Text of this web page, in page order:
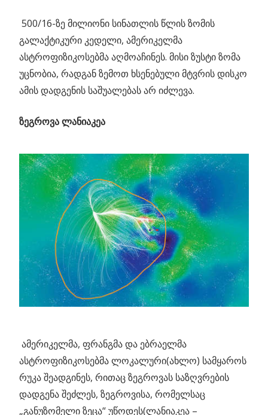
500/16-ზე მილიონი სინათლის წლის ზომის
გალაქტიკური კედელი, ამერიკელმა
ასტროფიზიკოსებმა აღმოაჩინეს. მისი ზუსტი ზომა
უცნობია, რადგან ზემოთ ხსენებული მტვრის დისკო
ამის დადგენის საშუალებას არ იძლევა.
ზეგროვა ლანიაკეა
ამერიკელმა, ფრანგმა და ებრაელმა
ასტროფიზიკოსებმა ლოკალური(ახლო) სამყაროს
რუკა შეადგინეს, რითაც ზეგროვას საზღვრების
დადგენა შეძლეს, ზეგროვისა, რომელსაც
„განუზომელი ზეცა“ უწოდეს(ლანიაკეა –